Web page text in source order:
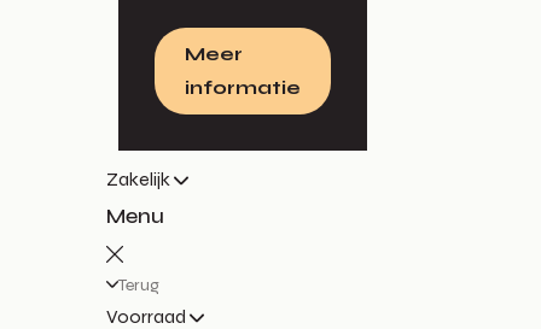
Meer
informatie
Zakelijk
Menu
Terug
Voorraad